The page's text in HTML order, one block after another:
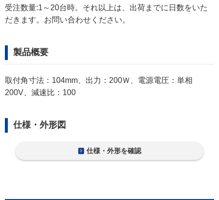
受注数量:1～20台時。それ以上は、出荷までに日数をいた
だきます。お問い合わせください。
製品概要
取付角寸法：104mm、出力：200Ｗ、電源電圧：単相
200V、減速比：100
仕様・外形図
仕様・外形を確認